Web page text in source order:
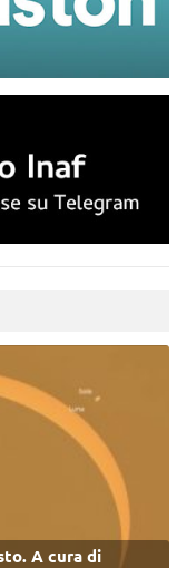
A cura di